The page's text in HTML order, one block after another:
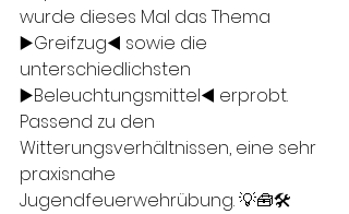
wurde dieses Mal das Thema
▶️Greifzug◀️ sowie die
unterschiedlichsten
▶️Beleuchtungsmittel◀️ erprobt.
Passend zu den
Witterungsverhältnissen, eine sehr
praxisnahe
Jugendfeuerwehrübung. 💡🧰🛠